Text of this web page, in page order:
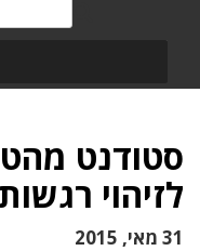
סטודנט
לזיהוי
31 מאי, 2015